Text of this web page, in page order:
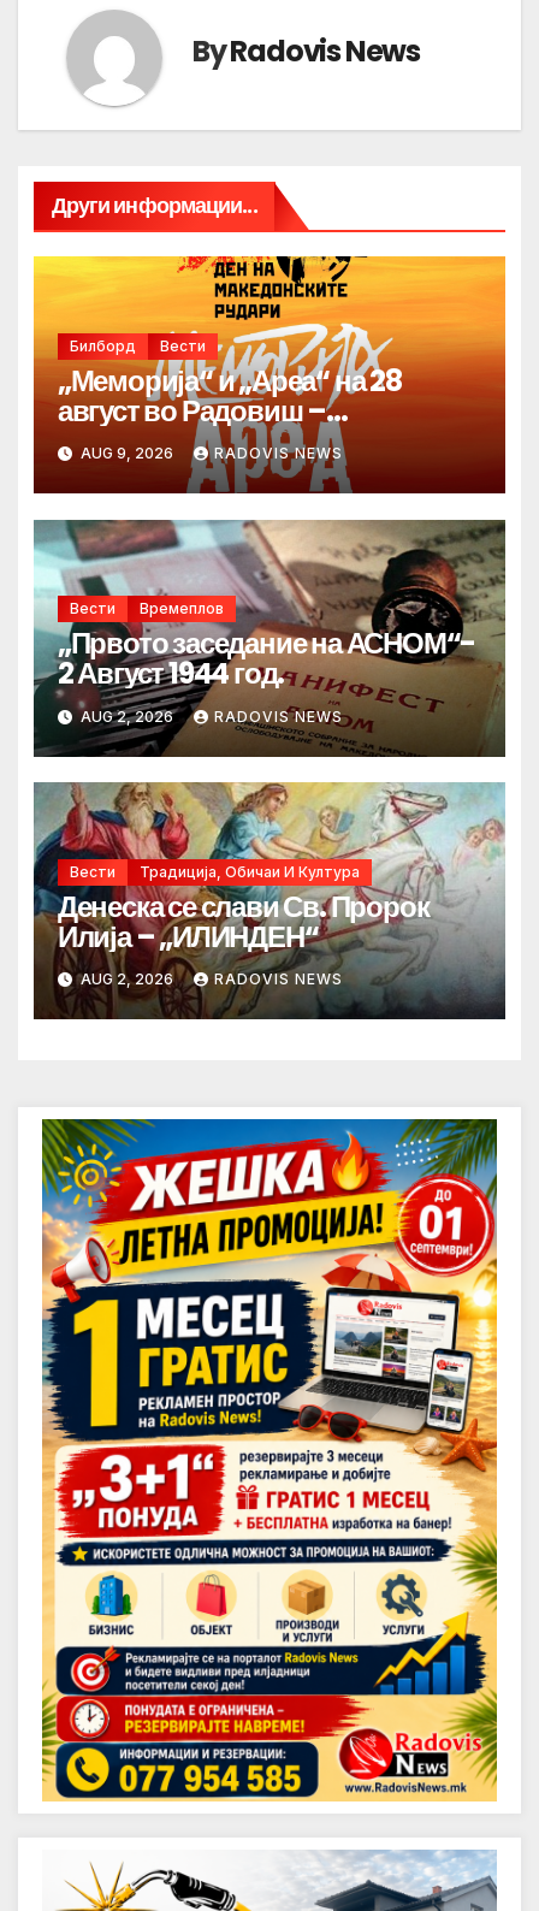
ByRadovis News
Други информации...
Билборд Вести
„Меморија“ и „Ареа“ на 28
август во Радовиш –
продолжува традицијата за
Денот на македонските рудари
AUG 9, 2026 RADOVIS NEWS
Вести Времеплов
„Првото заседание на АСНОМ“-
2 Август 1944 год.
AUG 2, 2026 RADOVIS NEWS
Вести Традиција, Обичаи И Култура
Денеска се слави Св. Пророк
Илија – „ИЛИНДЕН“
AUG 2, 2026 RADOVIS NEWS